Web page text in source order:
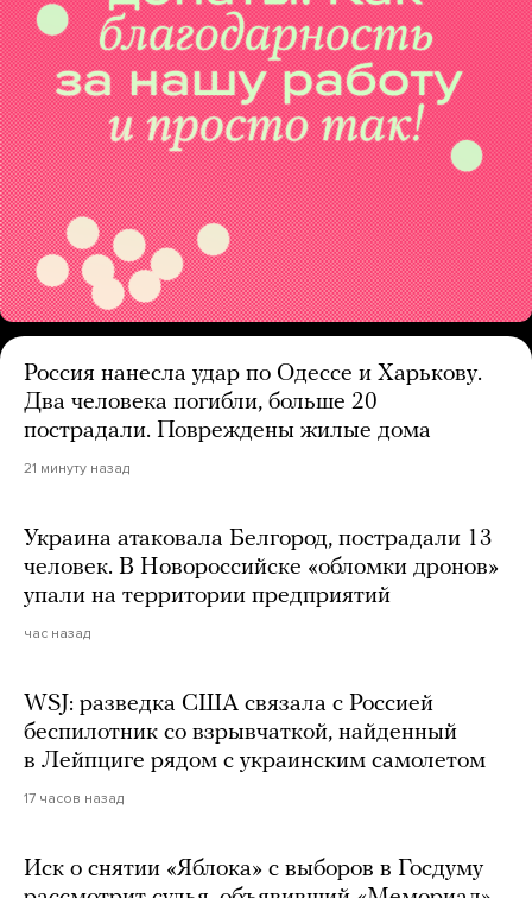
Россия нанесла удар по Одессе и Харькову.
Два человека погибли, больше 20
пострадали. Повреждены жилые дома
21 минуту назад
Украина атаковала Белгород, пострадали 13
человек. В Новороссийске «обломки дронов»
упали на территории предприятий
час назад
WSJ: разведка США связала с Россией
беспилотник со взрывчаткой, найденный
в Лейпциге рядом с украинским самолетом
17 часов назад
Иск о снятии «Яблока» с выборов в Госдуму